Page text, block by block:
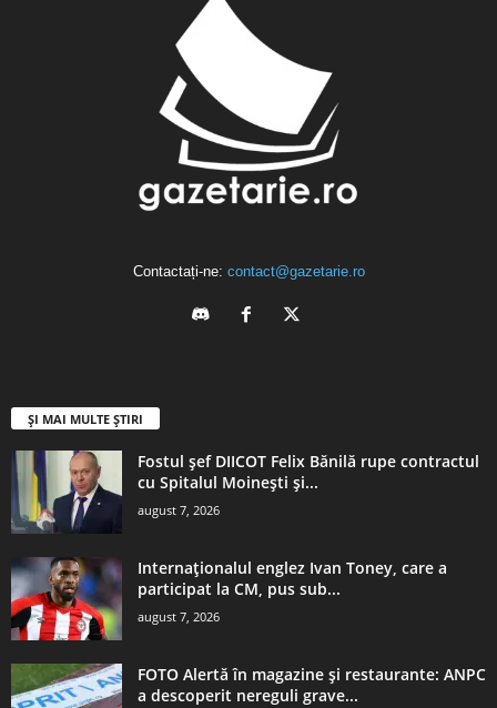
Contactați-ne: contact@gazetarie.ro
ȘI MAI MULTE ȘTIRI
Fostul șef DIICOT Felix Bănilă rupe contractul
cu Spitalul Moinești și...
august 7, 2026
Internaţionalul englez Ivan Toney, care a
participat la CM, pus sub...
august 7, 2026
FOTO Alertă în magazine și restaurante: ANPC
a descoperit nereguli grave...